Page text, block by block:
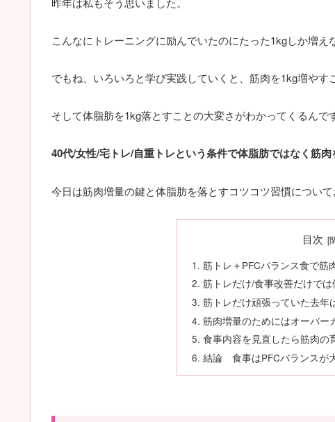
こんなにトレーニングに励んでいたのにたった1kgしか増え
でもね、いろいろと学び実践していくと、筋肉を1kg増やす
そして体脂肪を1kg落とすことの大変さがわかってくるんです
40代/女性/宅トレ/自重トレという条件で体脂肪ではなく筋
今日は筋肉増量の鍵と体脂肪を落とすコツコツ習慣について
目次
筋トレ＋PFCバランス食で筋
筋トレだけ/食事改善だけで
筋トレだけ頑張っていた去年
筋肉増量のためにはオーバー
食事内容を見直したら筋肉の
結論 食事はPFCバランスが